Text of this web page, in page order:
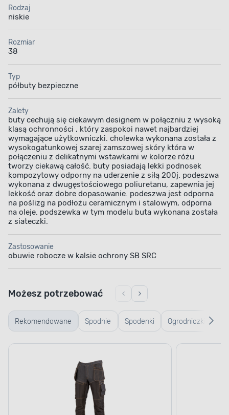
Rodzaj
niskie
Rozmiar
38
Typ
półbuty bezpieczne
Zalety
buty cechują się ciekawym designem w połączniu z wysoką
klasą ochronności , który zaspokoi nawet najbardziej
wymagające użytkowniczki. cholewka wykonana została z
wysokogatunkowej szarej zamszowej skóry która w
połączeniu z delikatnymi wstawkami w kolorze różu
tworzy ciekawą całość. buty posiadają lekki podnosek
kompozytowy odporny na uderzenie z siłą 200j. podeszwa
wykonana z dwugęstościowego poliuretanu, zapewnia jej
lekkość oraz dobre dopasowanie. podeszwa jest odporna
na poślizg na podłożu ceramicznym i stalowym, odporna
na oleje. podszewka w tym modelu buta wykonana została
z siateczki.
Zastosowanie
obuwie robocze w kalsie ochrony SB SRC
Rekomendowane Spodnie
robocze
Spodenki
robocze
Ogrodniczki
Możesz potrzebować